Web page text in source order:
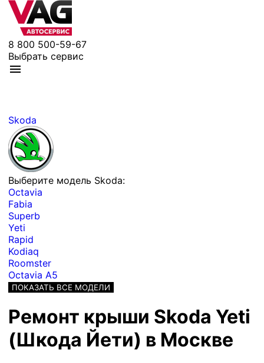
8 800 500-59-67
Выбрать сервис
Skoda
Выберите модель Skoda:
Octavia
Fabia
Superb
Yeti
Rapid
Kodiaq
Roomster
Octavia A5
ПОКАЗАТЬ ВСЕ МОДЕЛИ
Ремонт крыши Skoda Yeti
(Шкода Йети) в Москве